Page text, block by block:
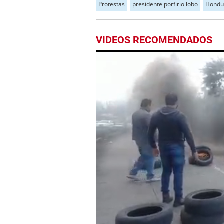
Protestas presidente porfirio lobo
VIDEOS RECOMENDADOS